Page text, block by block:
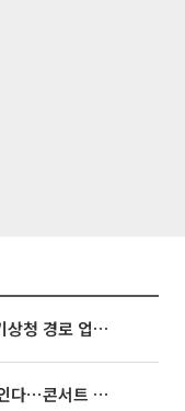
태풍 '돌핀' 오키나와 접근…일본기상청 경로 업데이트
빅뱅, 20주년 기념 '새 뱅봉' 선보인다⋯콘서트 앞두고 팝업 개최